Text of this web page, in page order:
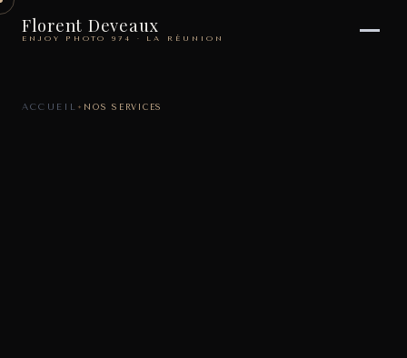
Florent Deveaux
ENJOY PHOTO 974 · LA RÉUNION
ACCUEIL ✦ NOS SERVICES